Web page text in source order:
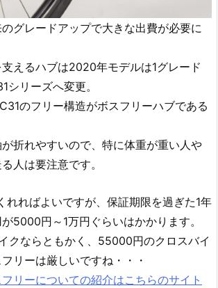
グレードアップで大きな出費が必要に
えるハブは2020年モデルは1グレード
シリーズへ変更。
のフリー構造がボスフリーハブである
折れやすいので、特に体重が重い人や
人は要注意です。
れればよいですが、保証期限を過ぎた1年
5000円～1万円ぐらいはかかります。
クならともかく、55000円のクロスバイ
リーは厳しいですね・・・
リーについての紹介はこちらのサイト